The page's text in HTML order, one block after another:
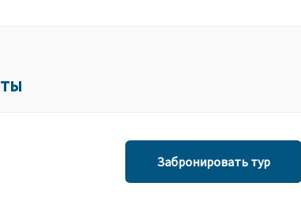
Забронировать тур